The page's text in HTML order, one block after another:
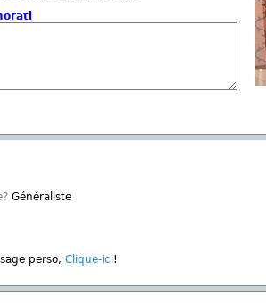
Généraliste
perso, Clique-ici!